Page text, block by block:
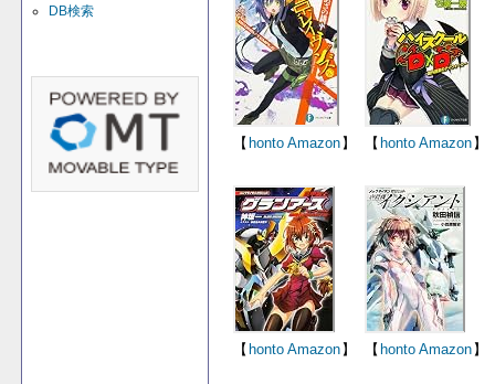
DB検索
【honto Amazon】 【honto Amazon】
【honto Amazon】 【honto Amazon】